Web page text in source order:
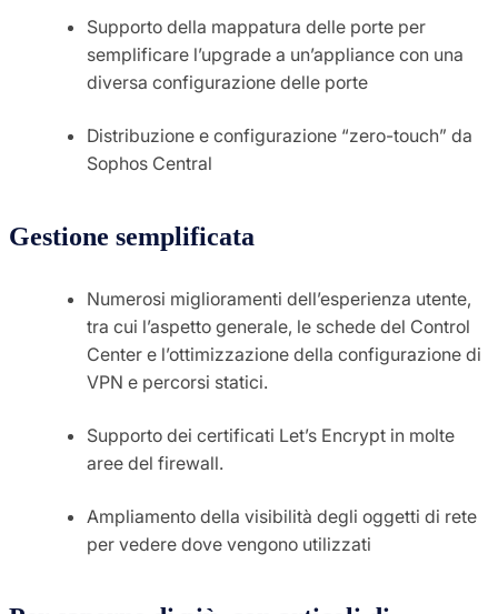
Supporto della mappatura delle porte per
semplificare l’upgrade a un’appliance con una
diversa configurazione delle porte
Distribuzione e configurazione “zero-touch” da
Sophos Central
Gestione semplificata
Numerosi miglioramenti dell’esperienza utente,
tra cui l’aspetto generale, le schede del Control
Center e l’ottimizzazione della configurazione di
VPN e percorsi statici.
Supporto dei certificati Let’s Encrypt in molte
aree del firewall.
Ampliamento della visibilità degli oggetti di rete
per vedere dove vengono utilizzati